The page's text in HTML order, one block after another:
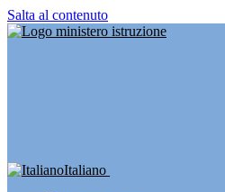
Salta al contenuto
Italiano